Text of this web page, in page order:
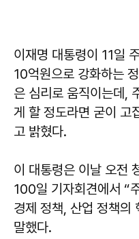
이재명 대통령이 11일
10억원으로 강화하는
은 심리로 움직이는데,
게 할 정도라면 굳이 고
고 밝혔다.
이 대통령은 이날 오전
100일 기자회견에서 “
경제 정책, 산업 정책의
말했다.